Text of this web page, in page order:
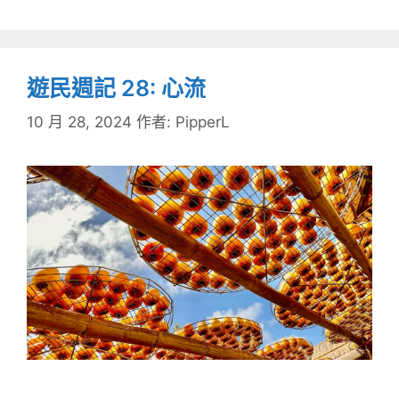
遊民週記 28: 心流
10 月 28, 2024 作者: PipperL